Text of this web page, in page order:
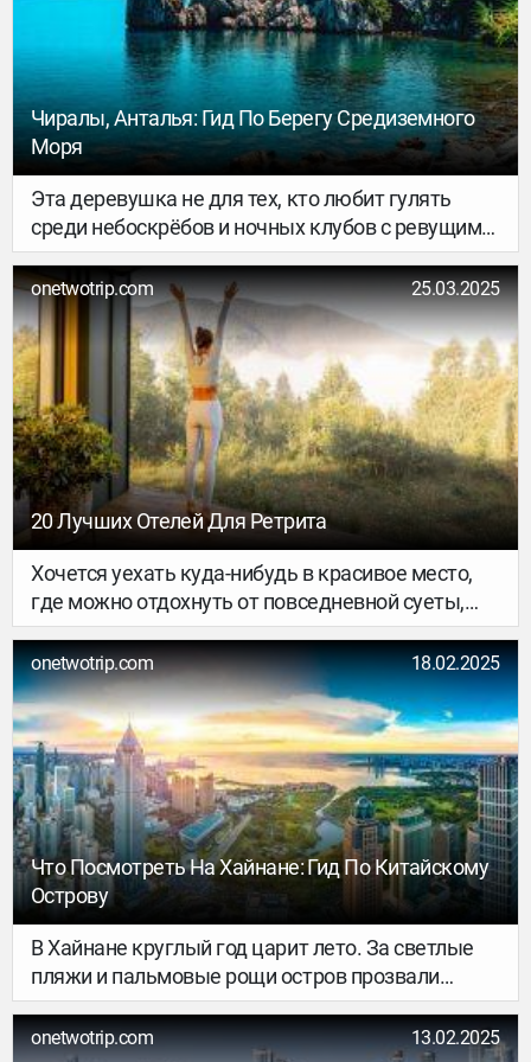
Чиралы, Анталья: Гид По Берегу Средиземного
Моря
Эта деревушка не для тех, кто любит гулять
среди небоскрёбов и ночных клубов с ревущими
динамиками. Чиралы — часть заповедной зоны
«Бейдаглары», на территории запрещено
строить высотки и крупные здания. В переводе с
турецкого Çıralı означает «смолистый». Тут
растут вековые кедры, сосны и другие
вечнозелёные деревья. Музыку играет море,
рокот которого не затихает. На закате густо
пахнет цветами и спеющими цитрусами, с
минарета строго украшенной мечети поёт
мулла, а практически любой отель находится в
глубине апельсиновых садов. Здесь всё
противится спешке и замедляется,
подстраиваясь под природные ритмы.
onetwotrip.com 25.03.2025
20 Лучших Отелей Для Ретрита
Хочется уехать куда-нибудь в красивое место,
где можно отдохнуть от повседневной суеты,
расслабиться, погулять на природе и зарядить
свою батарейку? Звучит так, будто вам нужен
ретрит. С английского это слово переводится как
«уединение, убежище, отступление», а
обозначает оно практику временного ухода от
жизненной рутины, чтобы восстановить
внутренний баланс.
onetwotrip.com 18.02.2025
Что Посмотреть На Хайнане: Гид По Китайскому
Острову
В Хайнане круглый год царит лето. За светлые
пляжи и пальмовые рощи остров прозвали
«азиатскими Гавайями», а за особый подход к
экологии и развитость медицинских сервисов —
onetwotrip.com 13.02.2025